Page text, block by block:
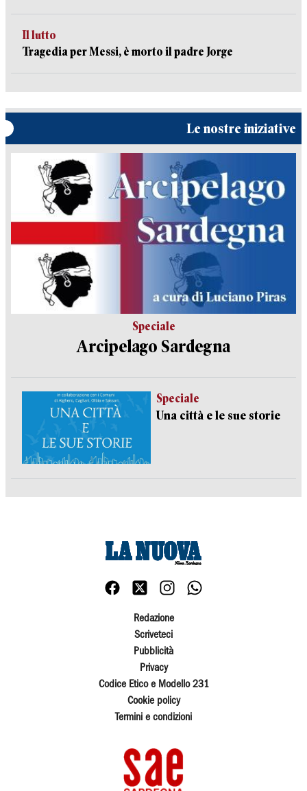
Il lutto
Tragedia per Messi, è morto il padre Jorge
Le nostre iniziative
Speciale
Arcipelago Sardegna
Speciale
Una città e le sue storie
Redazione
Scriveteci
Pubblicità
Privacy
Codice Etico e Modello 231
Cookie policy
Termini e condizioni